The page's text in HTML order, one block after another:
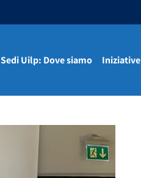
Sedi Uilp: Dove siamo Iniziative